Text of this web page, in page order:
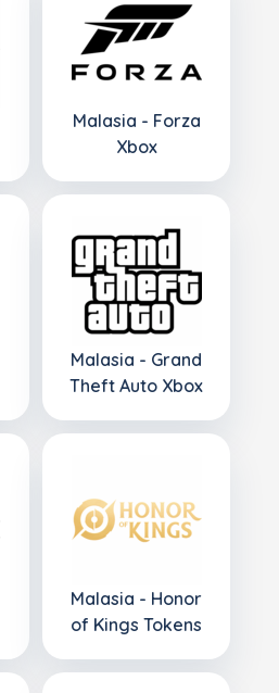
Malasia - Forza
Xbox
Malasia - Grand
Theft Auto Xbox
Malasia - Honor
of Kings Tokens